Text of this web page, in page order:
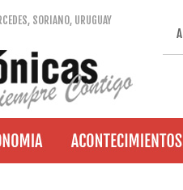
SORIANO, URUGUAY